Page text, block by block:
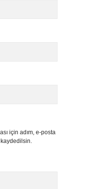
için adım, e-posta
kaydedilsin.